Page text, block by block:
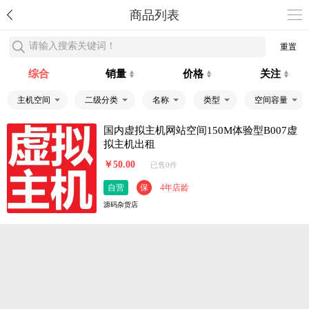
商品列表
请输入搜索关键词！ 重置
综合 销量 价格 关注
主机空间 二级分类 名称 类型 空间容量
国内虚拟主机网站空间150M体验型B007虚
拟主机出租
￥50.00 已售0件
自营 保 4年店龄
源码杂货店